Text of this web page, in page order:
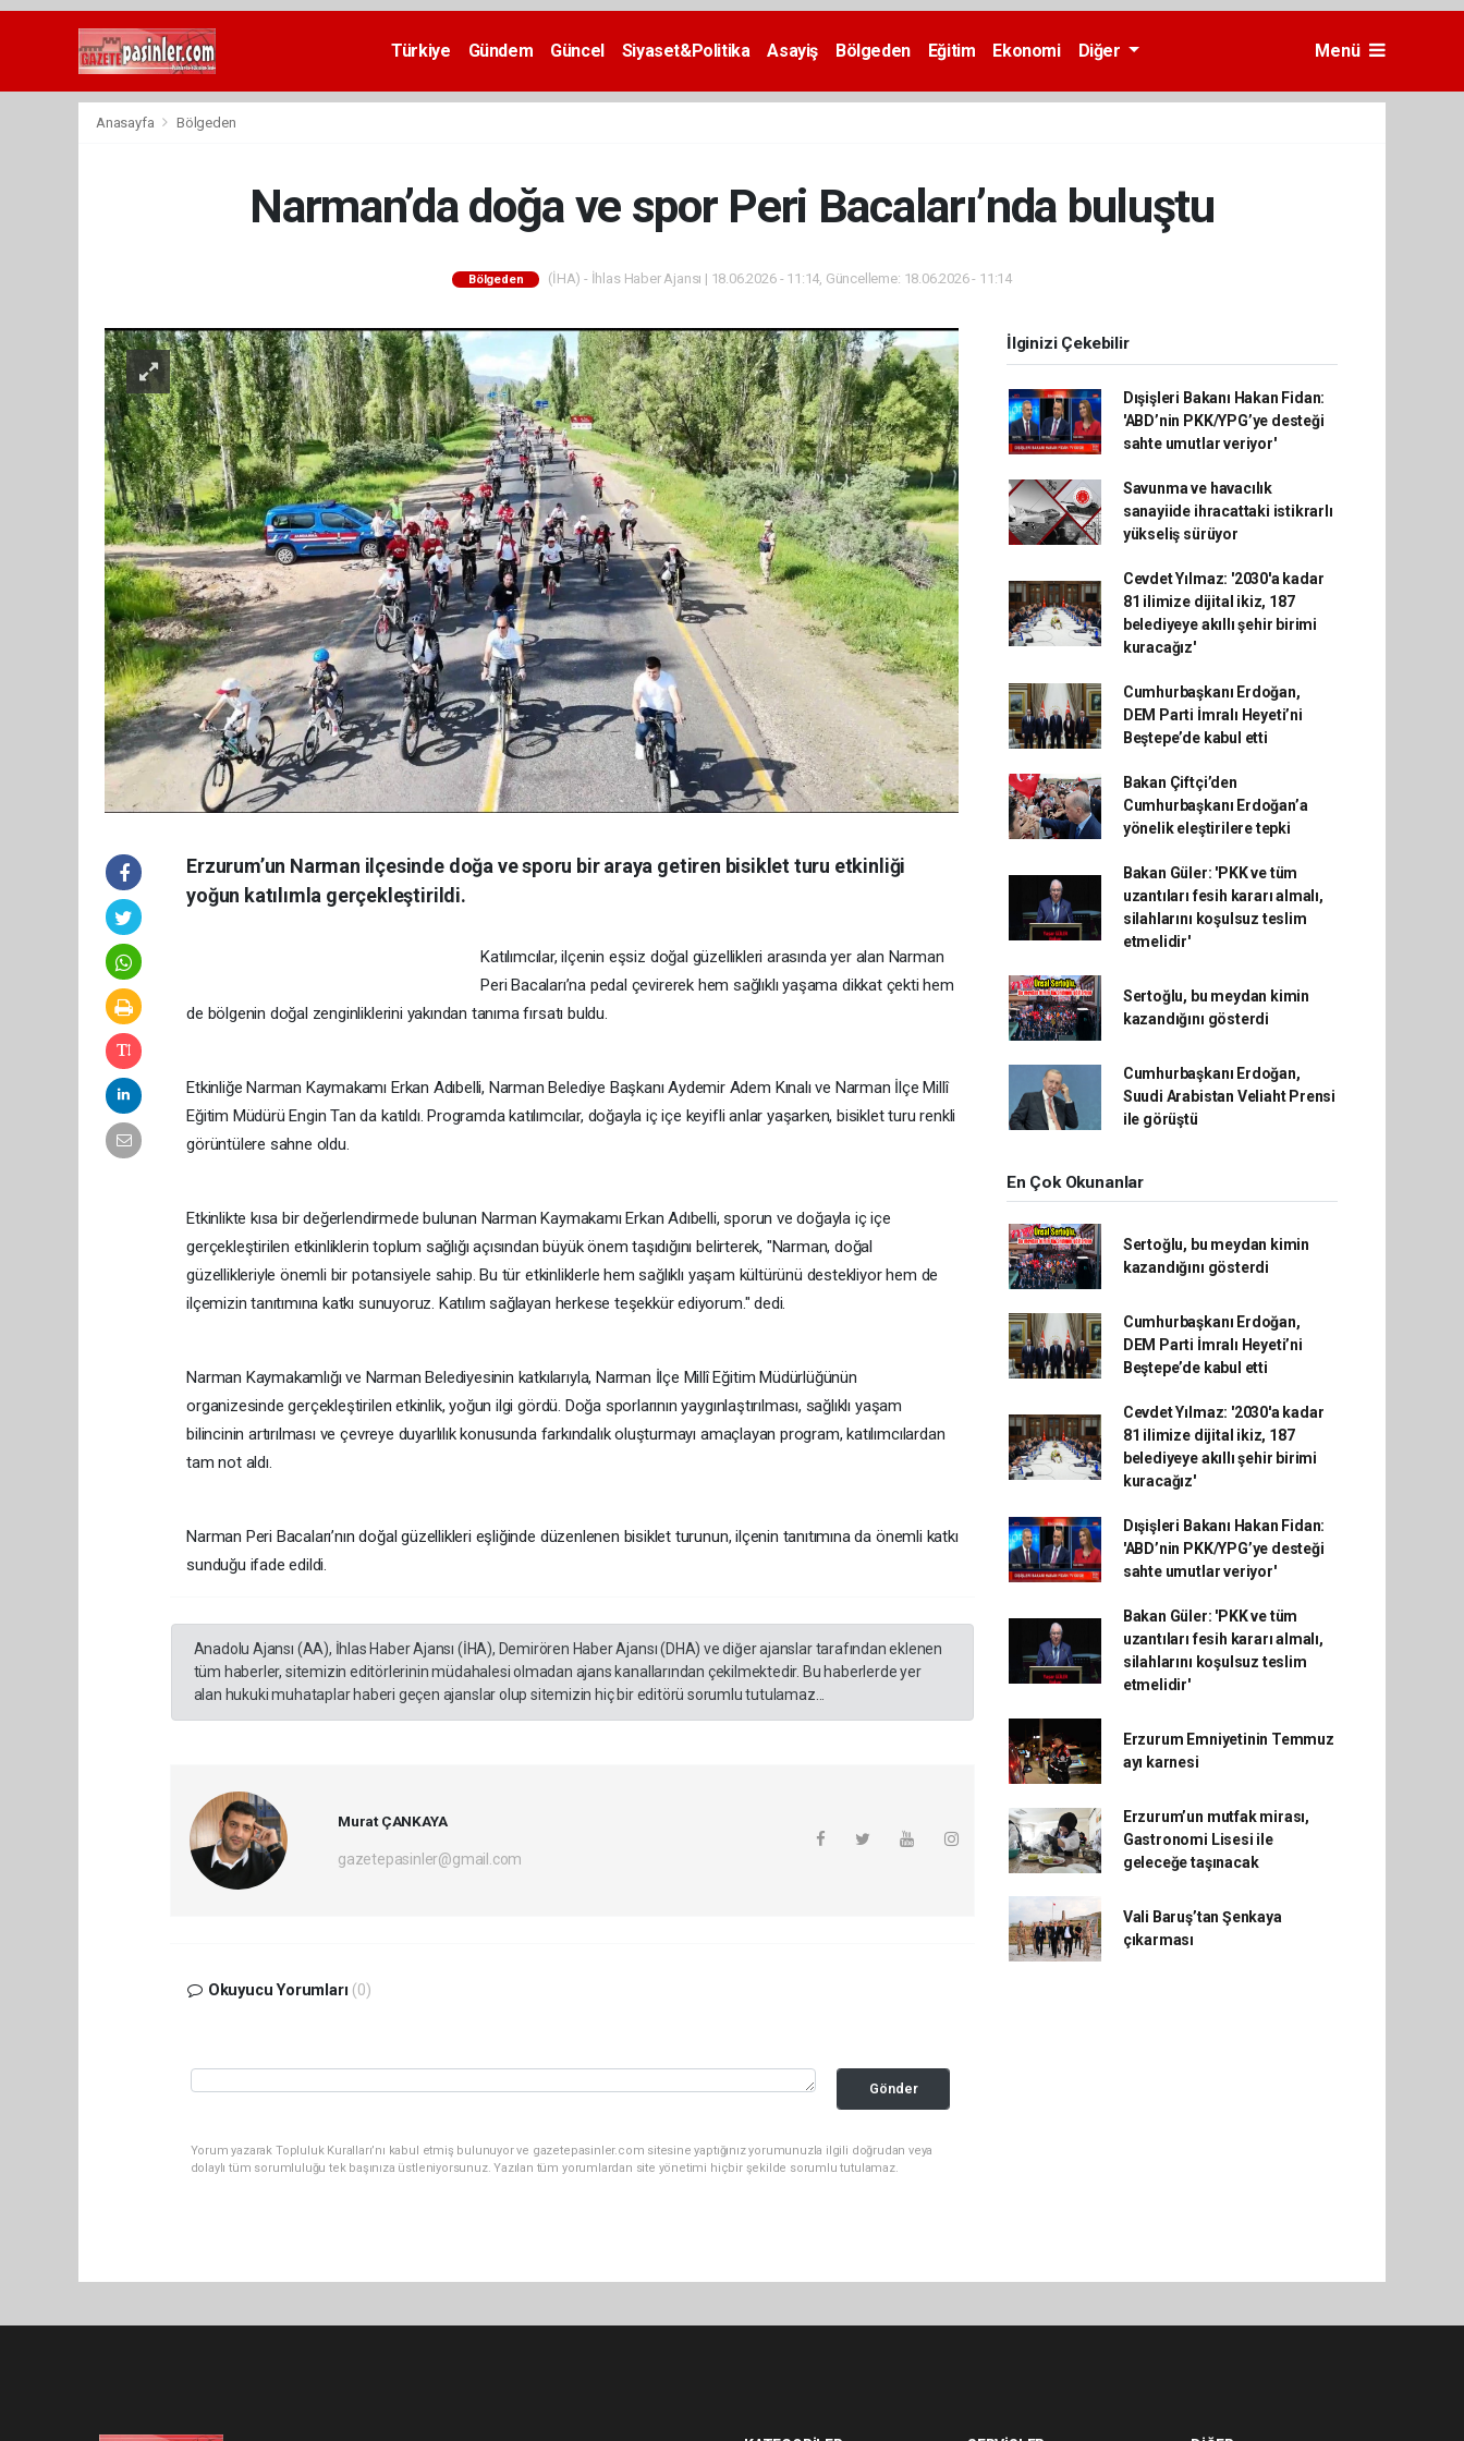
Deneme
Türkiye Gündem Güncel Siyaset&Politika Asayiş Bölgeden Eğitim Ekonomi Diğer Menü
Anasayfa Bölgeden
Narman’da doğa ve spor Peri Bacaları’nda buluştu
Bölgeden (İHA) - İhlas Haber Ajansı | 18.06.2026 - 11:14, Güncelleme: 18.06.2026 - 11:14
Erzurum’un Narman ilçesinde doğa ve sporu bir araya getiren bisiklet turu etkinliği
yoğun katılımla gerçekleştirildi.
Katılımcılar, ilçenin eşsiz doğal güzellikleri arasında yer alan Narman
Peri Bacaları’na pedal çevirerek hem sağlıklı yaşama dikkat çekti hem
de bölgenin doğal zenginliklerini yakından tanıma fırsatı buldu.
Etkinliğe Narman Kaymakamı Erkan Adıbelli, Narman Belediye Başkanı Aydemir Adem Kınalı ve Narman İlçe Millî
Eğitim Müdürü Engin Tan da katıldı. Programda katılımcılar, doğayla iç içe keyifli anlar yaşarken, bisiklet turu renkli
görüntülere sahne oldu.
Etkinlikte kısa bir değerlendirmede bulunan Narman Kaymakamı Erkan Adıbelli, sporun ve doğayla iç içe
gerçekleştirilen etkinliklerin toplum sağlığı açısından büyük önem taşıdığını belirterek, "Narman, doğal
güzellikleriyle önemli bir potansiyele sahip. Bu tür etkinliklerle hem sağlıklı yaşam kültürünü destekliyor hem de
ilçemizin tanıtımına katkı sunuyoruz. Katılım sağlayan herkese teşekkür ediyorum." dedi.
Narman Kaymakamlığı ve Narman Belediyesinin katkılarıyla, Narman İlçe Millî Eğitim Müdürlüğünün
organizesinde gerçekleştirilen etkinlik, yoğun ilgi gördü. Doğa sporlarının yaygınlaştırılması, sağlıklı yaşam
bilincinin artırılması ve çevreye duyarlılık konusunda farkındalık oluşturmayı amaçlayan program, katılımcılardan
tam not aldı.
Narman Peri Bacaları’nın doğal güzellikleri eşliğinde düzenlenen bisiklet turunun, ilçenin tanıtımına da önemli katkı
sunduğu ifade edildi.
Anadolu Ajansı (AA), İhlas Haber Ajansı (İHA), Demirören Haber Ajansı (DHA) ve diğer ajanslar tarafından eklenen
tüm haberler, sitemizin editörlerinin müdahalesi olmadan ajans kanallarından çekilmektedir. Bu haberlerde yer
alan hukuki muhataplar haberi geçen ajanslar olup sitemizin hiç bir editörü sorumlu tutulamaz...
Murat ÇANKAYA
gazetepasinler@gmail.com
Okuyucu Yorumları (0)
Gönder
Yorum yazarak Topluluk Kuralları’nı kabul etmiş bulunuyor ve gazetepasinler.com sitesine yaptığınız yorumunuzla ilgili doğrudan veya
dolaylı tüm sorumluluğu tek başınıza üstleniyorsunuz. Yazılan tüm yorumlardan site yönetimi hiçbir şekilde sorumlu tutulamaz.
İlginizi Çekebilir
Dışişleri Bakanı Hakan Fidan:
'ABD’nin PKK/YPG’ye desteği
sahte umutlar veriyor'
Savunma ve havacılık
sanayiide ihracattaki istikrarlı
yükseliş sürüyor
Cevdet Yılmaz: '2030'a kadar
81 ilimize dijital ikiz, 187
belediyeye akıllı şehir birimi
kuracağız'
Cumhurbaşkanı Erdoğan,
DEM Parti İmralı Heyeti’ni
Beştepe’de kabul etti
Bakan Çiftçi’den
Cumhurbaşkanı Erdoğan’a
yönelik eleştirilere tepki
Bakan Güler: 'PKK ve tüm
uzantıları fesih kararı almalı,
silahlarını koşulsuz teslim
etmelidir'
Sertoğlu, bu meydan kimin
kazandığını gösterdi
Cumhurbaşkanı Erdoğan,
Suudi Arabistan Veliaht Prensi
ile görüştü
En Çok Okunanlar
Sertoğlu, bu meydan kimin
kazandığını gösterdi
Cumhurbaşkanı Erdoğan,
DEM Parti İmralı Heyeti’ni
Beştepe’de kabul etti
Cevdet Yılmaz: '2030'a kadar
81 ilimize dijital ikiz, 187
belediyeye akıllı şehir birimi
kuracağız'
Dışişleri Bakanı Hakan Fidan:
'ABD’nin PKK/YPG’ye desteği
sahte umutlar veriyor'
Bakan Güler: 'PKK ve tüm
uzantıları fesih kararı almalı,
silahlarını koşulsuz teslim
etmelidir'
Erzurum Emniyetinin Temmuz
ayı karnesi
Erzurum’un mutfak mirası,
Gastronomi Lisesi ile
geleceğe taşınacak
Vali Baruş’tan Şenkaya
çıkarması